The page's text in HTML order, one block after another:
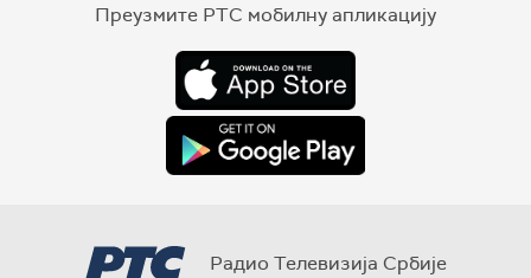
Преузмите РТС мобилну апликацију
Радио Телевизија Србије